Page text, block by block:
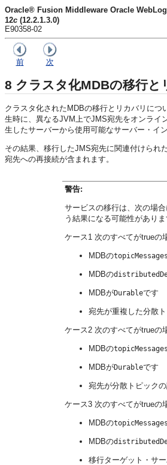
Oracle® Fusion Middleware Oracle
12c (12.2.1.3.0)
E90358-02
前 次
8 クラスタ化MDBの移行と
クラスタ化されたMDBの移行とリカバリにつ
生時に、異なるJVM上でJMS宛先をオンライ
生したサーバーから使用可能なサーバー・イ
その結果、移行したJMS宛先に関連付けられ
宛先への再接続が含まれます。
警告:
サービスの移行は、次の場
う結果になる可能性がありま
ケース1 次のすべてがtrueの
MDBの
MDBの
MDBがDurableです
宛先が重複した分散
ケース2 次のすべてがtrueの
MDBの
MDBがDurableです
宛先が分散トピック
ケース3 次のすべてがtrueの
MDBの
MDBの
移行ターゲット・サ